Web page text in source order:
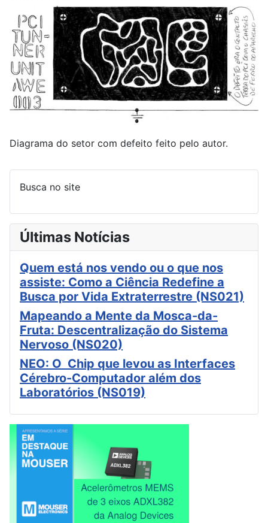
Diagrama do setor com defeito feito pelo autor.
Busca no site
Últimas Notícias
Quem está nos vendo ou o que nos
assiste: Como a Ciência Redefine a
Busca por Vida Extraterrestre (NS021)
Mapeando a Mente da Mosca-da-
Fruta: Descentralização do Sistema
Nervoso (NS020)
NEO: O Chip que levou as Interfaces
Cérebro-Computador além dos
Laboratórios (NS019)